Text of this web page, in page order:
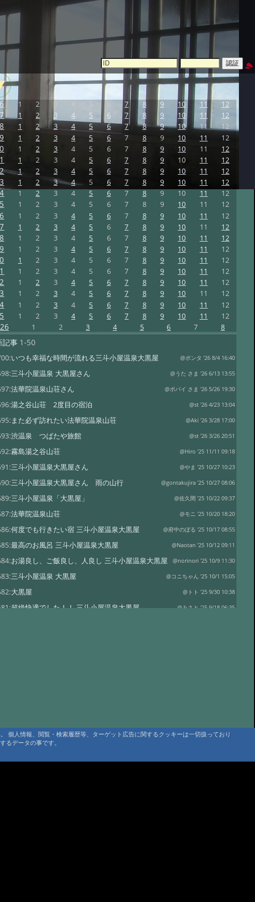
1 2 3 5 6 7 8 9 10 11 12
1 2 3 4 5 6 7 8 9 10 11 12
1 2 3 4 5 6 7 8 9 10 11 12
1 2 3 4 5 6 7 8 9 10 11 12
1 2 3 4 5 6 7 8 9 10 11 12
1 2 3 4 5 6 7 8 9 10 11 12
1 2 3 4 5 6 7 8 9 10 11 12
1 2 3 4 5 6 7 8 9 10 11 12
1 2 3 4 5 6 7 8 9 10 11 12
1 2 3 4 5 6 7 8 9 10 11 12
1 2 3 4 5 6 7 8 9 10 11 12
1 2 3 4 5 6 7 8 9 10 11 12
1 2 3 4 5 6 7 8 9 10 11 12
1 2 3 4 5 6 7 8 9 10 11 12
1 2 3 4 5 6 7 8 9 10 11 12
1 2 3 4 5 6 7 8 9 10 11 12
1 2 3 4 5 6 7 8 9 10 11 12
1 2 3 4 5 6 7 8 9 10 11 12
1 2 3 4 5 6 7 8 9 10 11 12
1 2 3 4 5 6 7 8 9 10 11 12
1 2 3 4 5 6 7 8
記事1-50
いつも幸福な時間が流れる三斗小屋温泉大黒屋 @ポンタ '26 8/4 16:40
三斗小屋温泉 大黒屋さん @うた さま '26 6/13 13:55
法華院温泉山荘さん @ポパイ さま '26 5/26 19:30
湯之谷山荘 2度目の宿泊 @st '26 4/23 13:04
また必ず訪れたい法華院温泉山荘 @Aki '26 3/28 17:00
渋温泉 つばたや旅館 @st '26 3/26 20:51
霧島湯之谷山荘 @Hiro '25 11/11 09:18
三斗小屋温泉大黒屋さん @やま '25 10/27 10:23
三斗小屋温泉大黒屋さん 雨の山行 @gontakujira '25 10/27 08:06
三斗小屋温泉「大黒屋」 @佐久間 '25 10/22 09:37
法華院温泉山荘 @モニ '25 10/20 18:20
何度でも行きたい宿 三斗小屋温泉大黒屋 @府中のぼる '25 10/17 08:55
最高のお風呂 三斗小屋温泉大黒屋 @Naotan '25 10/12 09:11
お湯良し、ご飯良し、人良し 三斗小屋温泉大黒屋 @norinori '25 10/9 11:30
三斗小屋温泉 大黒屋 @コニちゃん '25 10/1 15:05
大黒屋 @トト '25 9/30 10:38
超絶快適でした！！ 三斗小屋温泉大黒屋 @みさと '25 9/18 06:35
tabitappy 三斗小屋温泉大黒屋 @tabitappy '25 6/22 23:01
癒しの空間_法華院温泉山荘
民宿たなべ @ゆり さま '25 5/27 21:02
個人情報、閲覧・検索履歴等、ターゲット広告に関するクッキーは一切扱っており
るデータの事です。